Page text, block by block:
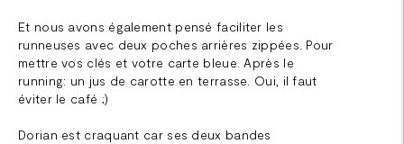
Et nous avons également pensé faciliter les
runneuses avec deux poches arrières zippées. Pour
mettre vos clés et votre carte bleue. Après le
running: un jus de carotte en terrasse. Oui, il faut
éviter le café ;)
Dorian est craquant car ses deux bandes